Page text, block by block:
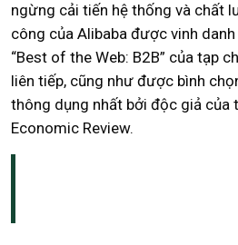
ngừng cải tiến hệ thống và chất
công của Alibaba được vinh
“Best of the Web: B2B” của tạp
liên tiếp, cũng như được bình
thông dụng nhất bởi độc giả của
Economic Review.